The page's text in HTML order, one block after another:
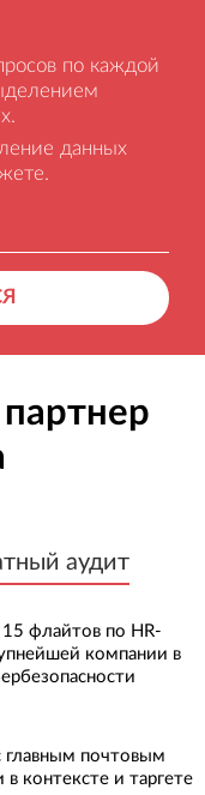
по каждой
данных
аудит
бесплатный
флайтов по HR-
компании в
главным почтовым
контексте и таргете